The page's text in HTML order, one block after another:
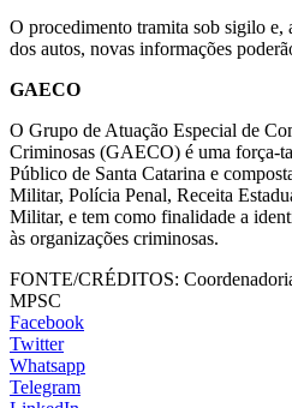
O procedimento tramita sob sigilo e,
dos autos, novas informações
GAECO
O Grupo de Atuação Especial de
Criminosas (GAECO) é uma força-
Público de Santa Catarina e
Militar, Polícia Penal, Receita
Militar, e tem como finalidade a
às organizações criminosas.
FONTE/CRÉDITOS:
MPSC
Facebook
Twitter
Whatsapp
Telegram